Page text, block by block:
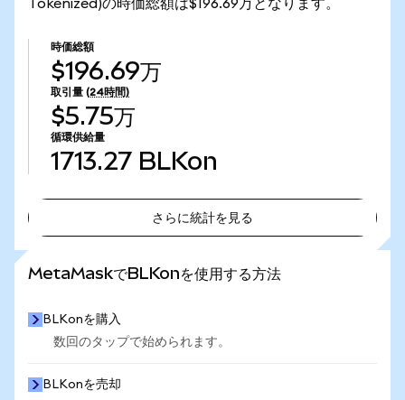
Tokenized)の時価総額は$196.69万となります。
時価総額
$196.69万
取引量 (24時間)
$5.75万
循環供給量
1713.27 BLKon
さらに統計を見る
MetaMaskでBLKonを使用する方法
BLKonを購入
数回のタップで始められます。
BLKonを売却